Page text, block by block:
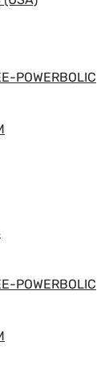
POWERBOLIC
POWERBOLIC